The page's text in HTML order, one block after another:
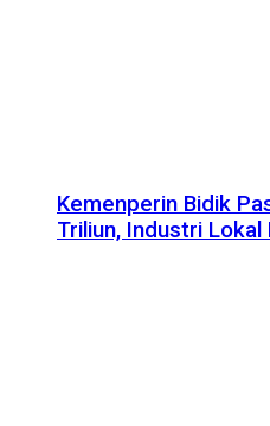
Kemenperin Bidik
Triliun, Industri Lokal